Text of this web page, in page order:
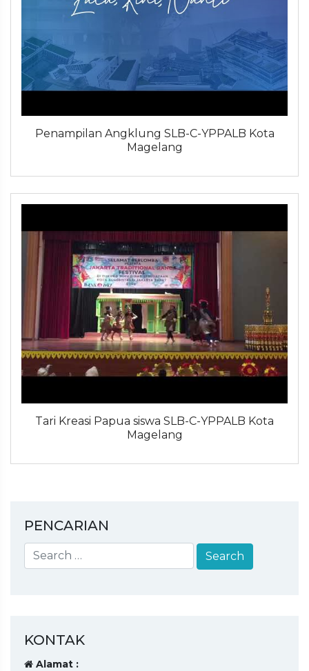
Penampilan Angklung SLB-C-YPPALB Kota
Magelang
Tari Kreasi Papua siswa SLB-C-YPPALB Kota
Magelang
PENCARIAN
KONTAK
Alamat :